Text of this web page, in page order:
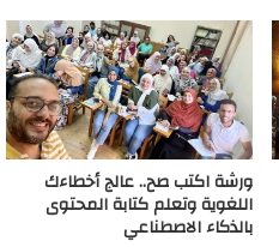
وكيف تفرّق بينها
اللغوية في الدعاء
ورشة اكتب صح.. عالج أخطاءك
اللغوية وتعلم كتابة المحتوى
بالذكاء الاصطناعي